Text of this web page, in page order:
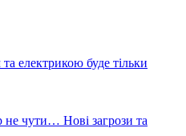
електрикою буде тільки
не чути… Нові загрози та